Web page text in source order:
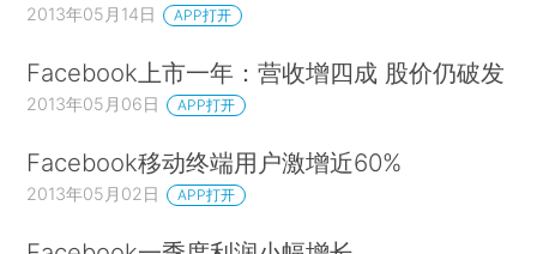
2013年05月14日 APP打开
Facebook上市一年：营收增四成 股价仍破发
2013年05月06日 APP打开
Facebook移动终端用户激增近60%
2013年05月02日 APP打开